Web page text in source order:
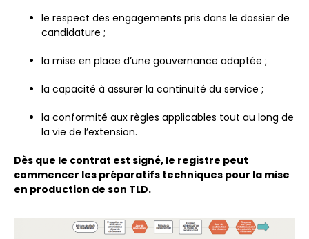
le respect des engagements pris dans le dossier de
candidature ;
la mise en place d’une gouvernance adaptée ;
la capacité à assurer la continuité du service ;
la conformité aux règles applicables tout au long de
la vie de l’extension.
Dès que le contrat est signé, le registre peut
commencer les préparatifs techniques pour la mise
en production de son TLD.